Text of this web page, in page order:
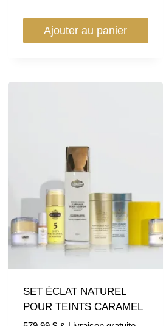
Ajouter au panier
SET ÉCLAT NATUREL
POUR TEINTS CARAMEL